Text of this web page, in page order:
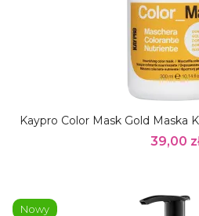
Kaypro Color Mask Gold Maska
39,00
Nowy